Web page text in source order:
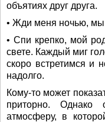
объятиях друг друга.
• Жди меня ночью, мы
• Спи крепко, мой
свете. Каждый миг
скоро встретимся и
надолго.
Кому-то может
приторно. Однако
атмосферу, в